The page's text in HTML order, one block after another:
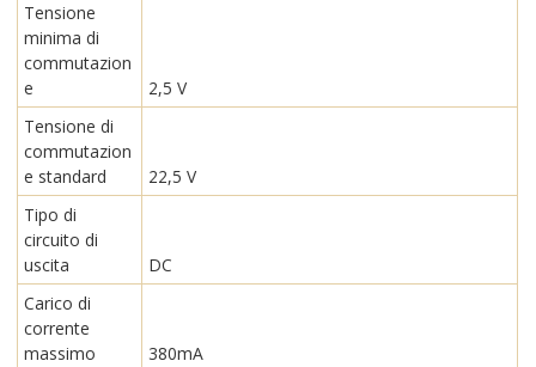
Tensione
minima di
commutazion
e
2,5 V
Tensione di
commutazion
e standard
22,5 V
Tipo di
circuito di
uscita
DC
Carico di
corrente
massimo
380mA